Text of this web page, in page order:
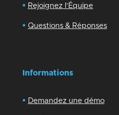
• Rejoignez l’Équipe
• Questions & Réponses
Informations
• Demandez une démo